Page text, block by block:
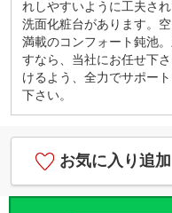
れしやすいように工夫さ
洗面化粧台があります。
満載のコンフォート鈍池
すなら、当社にお任せ下
けるよう、全力でサポー
下さい。
お気に入り追加